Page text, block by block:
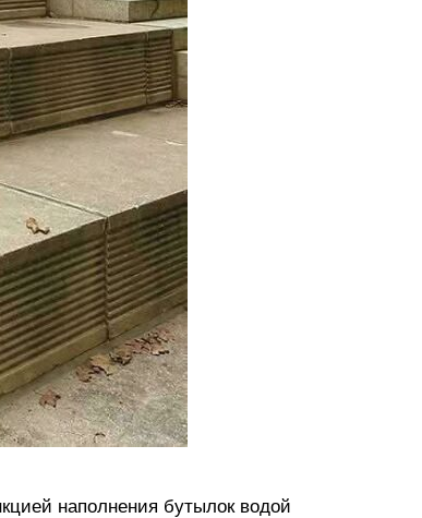
наполнения бутылок водой